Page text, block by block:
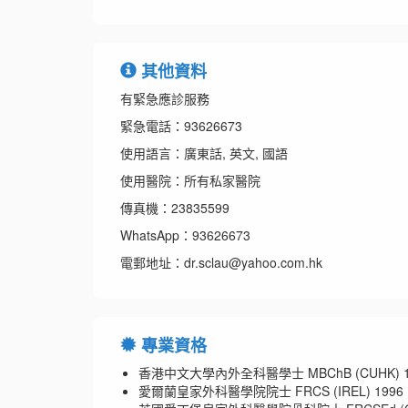
其他資料
有緊急應診服務
緊急電話：93626673
使用語言：廣東話, 英文, 國語
使用醫院：所有私家醫院
傳真機：23835599
WhatsApp：93626673
電郵地址：dr.sclau@yahoo.com.hk
專業資格
香港中文大學內外全科醫學士 MBChB (CUHK)
愛爾蘭皇家外科醫學院院士 FRCS (IREL) 1996